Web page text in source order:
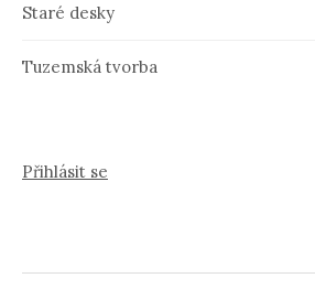
Staré desky
Tuzemská tvorba
Přihlásit se